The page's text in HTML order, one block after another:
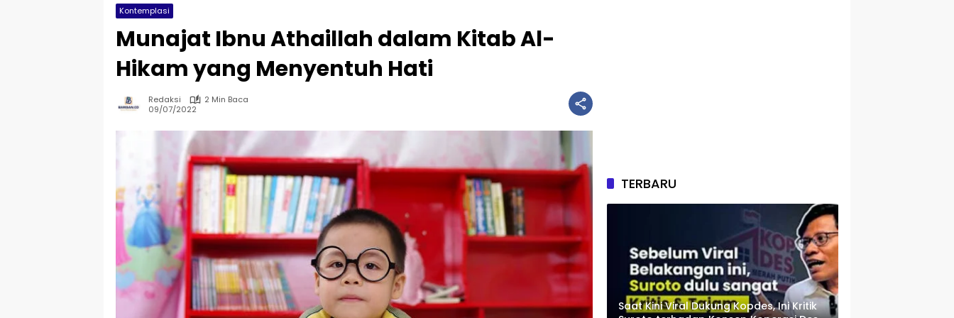
Kontemplasi
Munajat Ibnu Athaillah dalam Kitab Al-
Hikam yang Menyentuh Hati
Redaksi
2 Min Baca
09/07/2022
TERBARU
Saat Kini Viral Dukung Kopdes, Ini Kritik